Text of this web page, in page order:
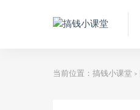
当前位置： 搞钱小课堂 >